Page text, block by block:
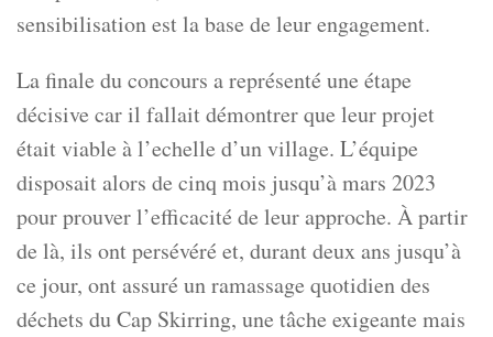
sensibilisation est la base de leur engagement.
La finale du concours a représenté une étape
décisive car il fallait démontrer que leur projet
était viable à l’echelle d’un village. L’équipe
disposait alors de cinq mois jusqu’à mars 2023
pour prouver l’efficacité de leur approche. À partir
de là, ils ont persévéré et, durant deux ans jusqu’à
ce jour, ont assuré un ramassage quotidien des
déchets du Cap Skirring, une tâche exigeante mais